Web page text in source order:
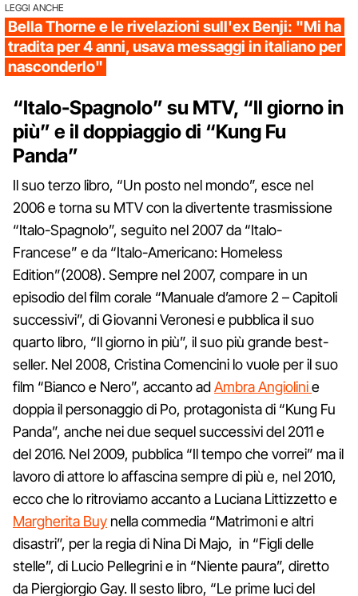
LEGGI ANCHE
Bella Thorne e le rivelazioni sull'ex Benji: "Mi ha
tradita per 4 anni, usava messaggi in italiano per
nasconderlo"
“Italo-Spagnolo” su MTV, “Il giorno in
più” e il doppiaggio di “Kung Fu
Panda”
Il suo terzo libro, “Un posto nel mondo”, esce nel
2006 e torna su MTV con la divertente trasmissione
“Italo-Spagnolo”, seguito nel 2007 da “Italo-
Francese” e da “Italo-Americano: Homeless
Edition”(2008). Sempre nel 2007, compare in un
episodio del film corale “Manuale d’amore 2 – Capitoli
successivi”, di Giovanni Veronesi e pubblica il suo
quarto libro, “Il giorno in più”, il suo più grande best-
seller. Nel 2008, Cristina Comencini lo vuole per il suo
film “Bianco e Nero”, accanto adAmbra Angiolinie
doppia il personaggio di Po, protagonista di “Kung Fu
Panda”, anche nei due sequel successivi del 2011 e
del 2016. Nel 2009, pubblica “Il tempo che vorrei” ma il
lavoro di attore lo affascina sempre di più e, nel 2010,
ecco che lo ritroviamo accanto a Luciana Littizzetto e
Margherita Buy nella commedia “Matrimoni e altri
disastri”, per la regia di Nina Di Majo, in “Figli delle
stelle”, di Lucio Pellegrini e in “Niente paura”, diretto
da Piergiorgio Gay. Il sesto libro, “Le prime luci del